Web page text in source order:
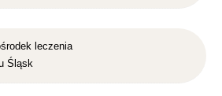
leczenia
Śląsk